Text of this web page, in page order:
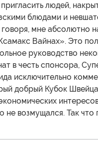
людей,
блюдами и
мне абсолютно
Вайнах». Это
руководство
в честь спонсора,
исключительно
добрый Кубок
не возмущался. Так что